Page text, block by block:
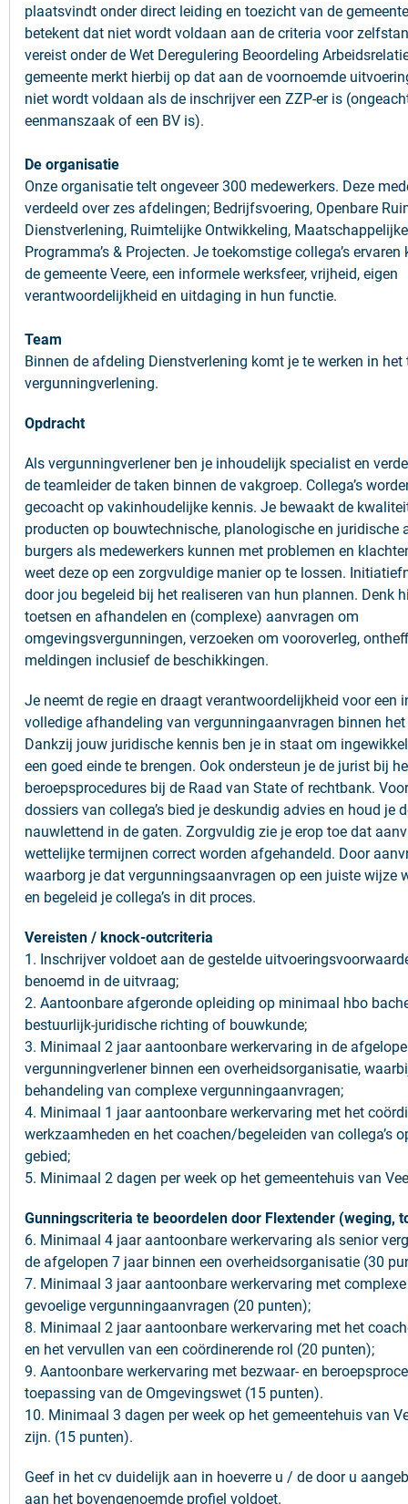
plaatsvindt onder direct leiding en toezicht van de
betekent dat niet wordt voldaan aan de criteria voor
vereist onder de Wet Deregulering Beoordeling
gemeente merkt hierbij op dat aan de voornoemde
niet wordt voldaan als de inschrijver een ZZP-er is
eenmanszaak of een BV is).
De organisatie
Onze organisatie telt ongeveer 300 medewerkers. Deze
verdeeld over zes afdelingen; Bedrijfsvoering, Openbare
Dienstverlening, Ruimtelijke Ontwikkeling,
Programma’s & Projecten. Je toekomstige collega’s
de gemeente Veere, een informele werksfeer, vrijheid, eigen
verantwoordelijkheid en uitdaging in hun functie.
Team
Binnen de afdeling Dienstverlening komt je te werken in het
vergunningverlening.
Opdracht
Als vergunningverlener ben je inhoudelijk specialist en
de teamleider de taken binnen de vakgroep. Collega’s
gecoacht op vakinhoudelijke kennis. Je bewaakt de
producten op bouwtechnische, planologische en juridische
burgers als medewerkers kunnen met problemen en
weet deze op een zorgvuldige manier op te lossen.
door jou begeleid bij het realiseren van hun plannen. Denk
toetsen en afhandelen en (complexe) aanvragen om
omgevingsvergunningen, verzoeken om vooroverleg,
meldingen inclusief de beschikkingen.
Je neemt de regie en draagt verantwoordelijkheid voor een
volledige afhandeling van vergunningaanvragen binnen
Dankzij jouw juridische kennis ben je in staat om
een goed einde te brengen. Ook ondersteun je de jurist bij
beroepsprocedures bij de Raad van State of rechtbank.
dossiers van collega’s bied je deskundig advies en houd je
nauwlettend in de gaten. Zorgvuldig zie je erop toe dat
wettelijke termijnen correct worden afgehandeld. Door
waarborg je dat vergunningsaanvragen op een juiste wijze
en begeleid je collega’s in dit proces.
Vereisten / knock-outcriteria
1. Inschrijver voldoet aan de gestelde
benoemd in de uitvraag;
2. Aantoonbare afgeronde opleiding op minimaal hbo
bestuurlijk-juridische richting of bouwkunde;
3. Minimaal 2 jaar aantoonbare werkervaring in de
vergunningverlener binnen een overheidsorganisatie,
behandeling van complexe vergunningaanvragen;
4. Minimaal 1 jaar aantoonbare werkervaring met het
werkzaamheden en het coachen/begeleiden van collega’s
gebied;
5. Minimaal 2 dagen per week op het gemeentehuis van
Gunningscriteria te beoordelen door Flextender (weging,
6. Minimaal 4 jaar aantoonbare werkervaring als senior
de afgelopen 7 jaar binnen een overheidsorganisatie (30
7. Minimaal 3 jaar aantoonbare werkervaring met
gevoelige vergunningaanvragen (20 punten);
8. Minimaal 2 jaar aantoonbare werkervaring met het
en het vervullen van een coördinerende rol (20 punten);
9. Aantoonbare werkervaring met bezwaar- en
toepassing van de Omgevingswet (15 punten).
10. Minimaal 3 dagen per week op het gemeentehuis van
zijn. (15 punten).
Geef in het cv duidelijk aan in hoeverre u / de door u
aan het bovengenoemde profiel voldoet.